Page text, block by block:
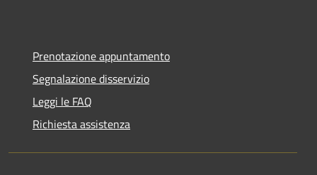
Prenotazione appuntamento
Segnalazione disservizio
Leggi le FAQ
Richiesta assistenza